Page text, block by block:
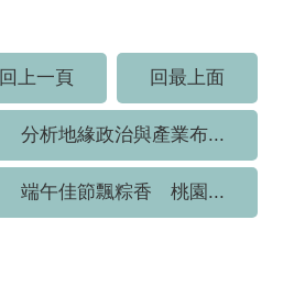
回上一頁
回最上面
分析地緣政治與產業布...
端午佳節飄粽香 桃園...